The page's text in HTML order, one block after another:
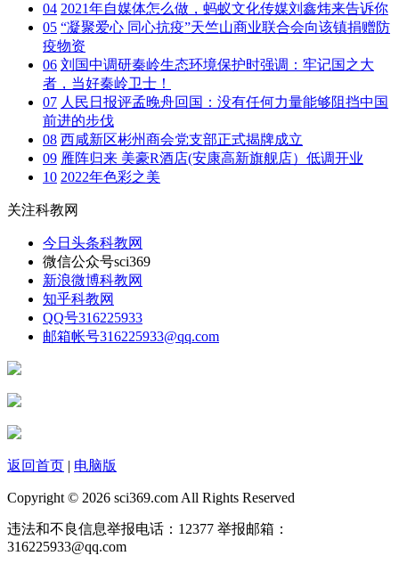
04 2021年自媒体怎么做，蚂蚁文化传媒刘鑫炜来告诉你
05 “凝聚爱心 同心抗疫”天竺山商业联合会向该镇捐赠防
疫物资
06 刘国中调研秦岭生态环境保护时强调：牢记国之大
者，当好秦岭卫士！
07 人民日报评孟晚舟回国：没有任何力量能够阻挡中国
前进的步伐
08 西咸新区彬州商会党支部正式揭牌成立
09 雁阵归来 美豪R酒店(安康高新旗舰店）低调开业
10 2022年色彩之美
关注科教网
今日头条科教网
微信公众号sci369
新浪微博科教网
知乎科教网
QQ号316225933
邮箱帐号316225933@qq.com
返回首页 | 电脑版
Copyright © 2026 sci369.com All Rights Reserved
违法和不良信息举报电话：12377 举报邮箱：
316225933@qq.com